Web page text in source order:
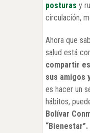
posturas y
circulación,
Ahora que
salud está
compartir
sus amigos
es hacer un
hábitos,
Bolívar
“Bienestar”.